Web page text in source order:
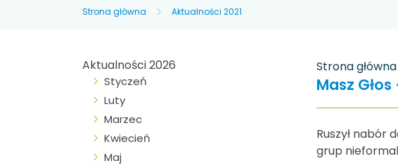
Strona główna Aktualności 2021
Aktualności 2026
Styczeń
Luty
Marzec
Kwiecień
Maj
Strona główna
Masz
Ruszył nabór
grup